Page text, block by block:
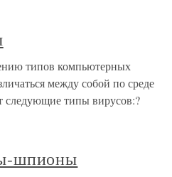
типов компьютерных
между собой по среде
следующие типы вирусов:?
шпионы